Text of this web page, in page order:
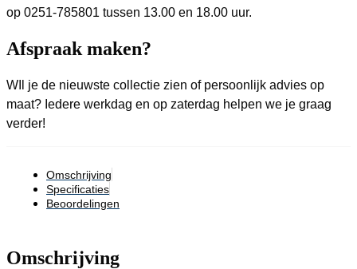
op 0251-785801 tussen 13.00 en 18.00 uur.
Afspraak maken?
WIl je de nieuwste collectie zien of persoonlijk advies op
maat? Iedere werkdag en op zaterdag helpen we je graag
verder!
Omschrijving
Specificaties
Beoordelingen
Omschrijving